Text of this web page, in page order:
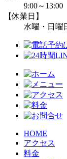
9:00～13:00
【休業日】
水曜・日曜
HOME
アクセス
料金